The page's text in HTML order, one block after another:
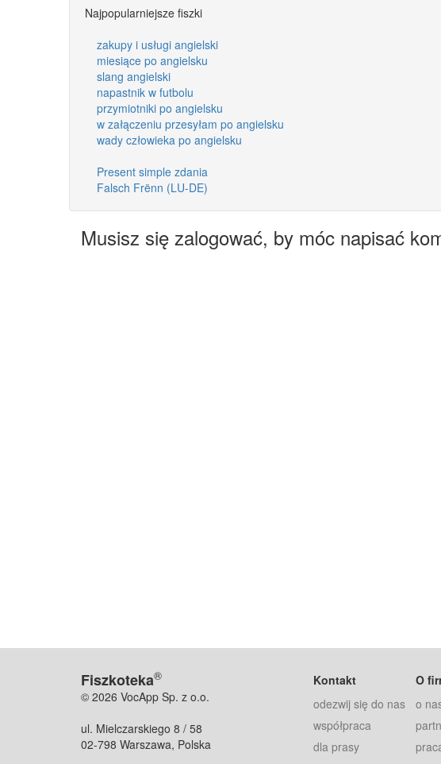
Najpopularniejsze fiszki
zakupy i usługi angielski
miesiące po angielsku
slang angielski
napastnik w futbolu
przymiotniki po angielsku
w załączeniu przesyłam po angielsku
wady człowieka po angielsku
Present simple zdania
Falsch Frënn (LU-DE)
Musisz się zalogować, by móc napisać
Fiszkoteka®
© 2026 VocApp Sp. z o.o.
ul. Mielczarskiego 8 / 58
02-798 Warszawa, Polska
Kontakt
odezwij się do nas
współpraca
dla prasy
O
o